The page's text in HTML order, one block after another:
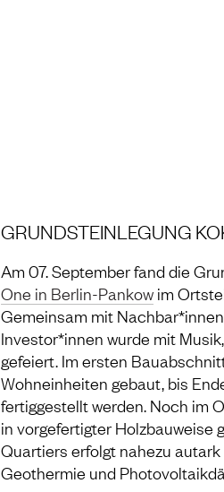
GRUNDSTEINLEGUNG
Am 07. September fand die
One in Berlin-Pankow im
Gemeinsam mit
Investor*innen wurde mit
gefeiert. Im ersten
Wohneinheiten gebaut, bis
fertiggestellt werden. Noch im
in vorgefertigter Holzbauweise
Quartiers erfolgt nahezu
Geothermie und